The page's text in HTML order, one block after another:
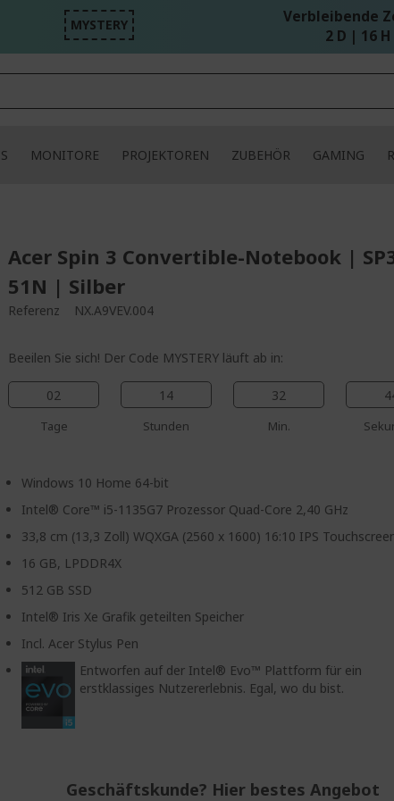
MYSTERY
Verbleibende
2 D | 16
MONITORE PROJEKTOREN ZUBEHÖR GAMING
Acer Spin 3 Convertible-Notebook |
51N | Silber
Referenz NX.A9VEV.004
Beeilen Sie sich! Der Code MYSTERY läuft ab in:
02
Tage
14
Stunden
32
Min.
Windows 10 Home 64-bit
Intel® Core™ i5-1135G7 Prozessor Quad-Core 2,40 GHz
33,8 cm (13,3 Zoll) WQXGA (2560 x 1600) 16:10 IPS
16 GB, LPDDR4X
512 GB SSD
Intel® Iris Xe Grafik geteilten Speicher
Incl. Acer Stylus Pen
Entworfen auf der Intel® Evo™ Plattform für ein
erstklassiges Nutzererlebnis. Egal, wo du bist.
Geschäftskunde? Hier bestes Angebot